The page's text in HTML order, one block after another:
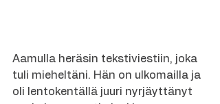
Aamulla heräsin tekstiviestiin, joka
tuli mieheltäni. Hän on ulkomailla ja
oli lentokentällä juuri nyrjäyttänyt